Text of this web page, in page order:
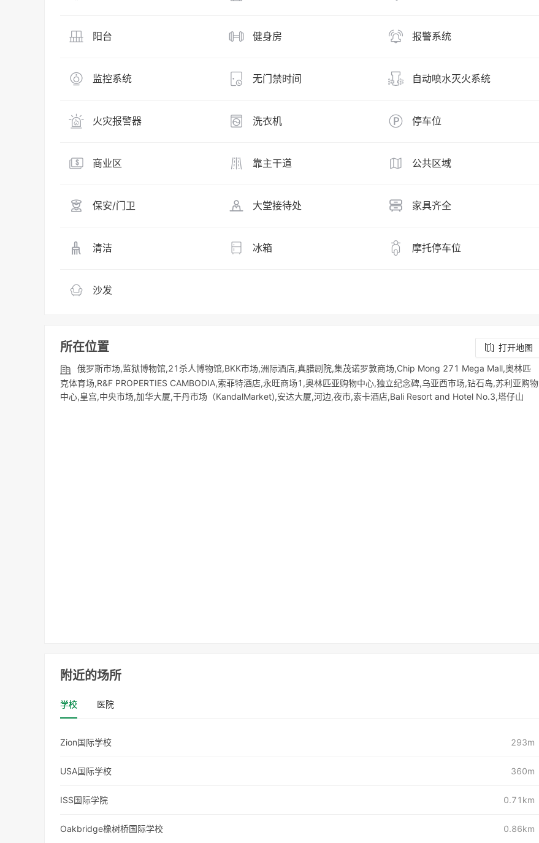
阳台 健身房 报警系统
监控系统 无门禁时间 自动喷水灭火系统
火灾报警器 洗衣机 停车位
商业区 靠主干道 公共区域
保安/门卫 大堂接待处 家具齐全
清洁 冰箱 摩托停车位
沙发
所在位置
打开地图
俄罗斯市场,监狱博物馆,21杀人博物馆,BKK市场,洲际酒店,真腊剧院,集茂诺罗敦商场,Chip Mong 271 Mega Mall,奥林匹
克体育场,R&F PROPERTIES CAMBODIA,索菲特酒店,永旺商场1,奥林匹亚购物中心,独立纪念碑,乌亚西市场,钻石岛,苏利亚购物
中心,皇宫,中央市场,加华大厦,干丹市场（KandalMarket),安达大厦,河边,夜市,索卡酒店,Bali Resort and Hotel No.3,塔仔山
附近的场所
学校 医院
Zion国际学校 293m
USA国际学校 360m
ISS国际学院 0.71km
Oakbridge橡树桥国际学校 0.86km